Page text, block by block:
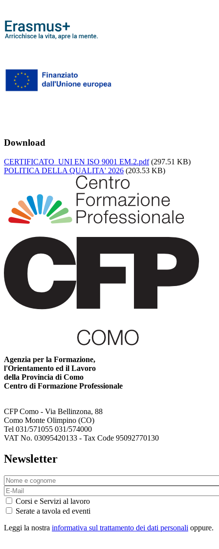
Download
CERTIFICATO_UNI EN ISO 9001 EM.2.pdf(297.51 KB)
POLITICA DELLA QUALITA' 2026 (203.53 KB)
Agenzia per la Formazione,
l'Orientamento ed il Lavoro
della Provincia di Como
Centro di Formazione Professionale
CFP Como - Via Bellinzona, 88
Como Monte Olimpino (CO)
Tel 031/571055 031/574000
VAT No. 03095420133 - Tax Code 95092770130
Newsletter
Corsi e Servizi al lavoro
Serate a tavola ed eventi
Leggi la nostra informativa sul trattamento dei dati personali oppure.